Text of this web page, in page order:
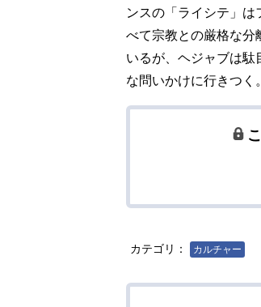
ンスの「ライシテ」
べて宗教との厳格な分
いるが、ヘジャブは駄
な問いかけに行きつく。
カテゴリ： カルチャー